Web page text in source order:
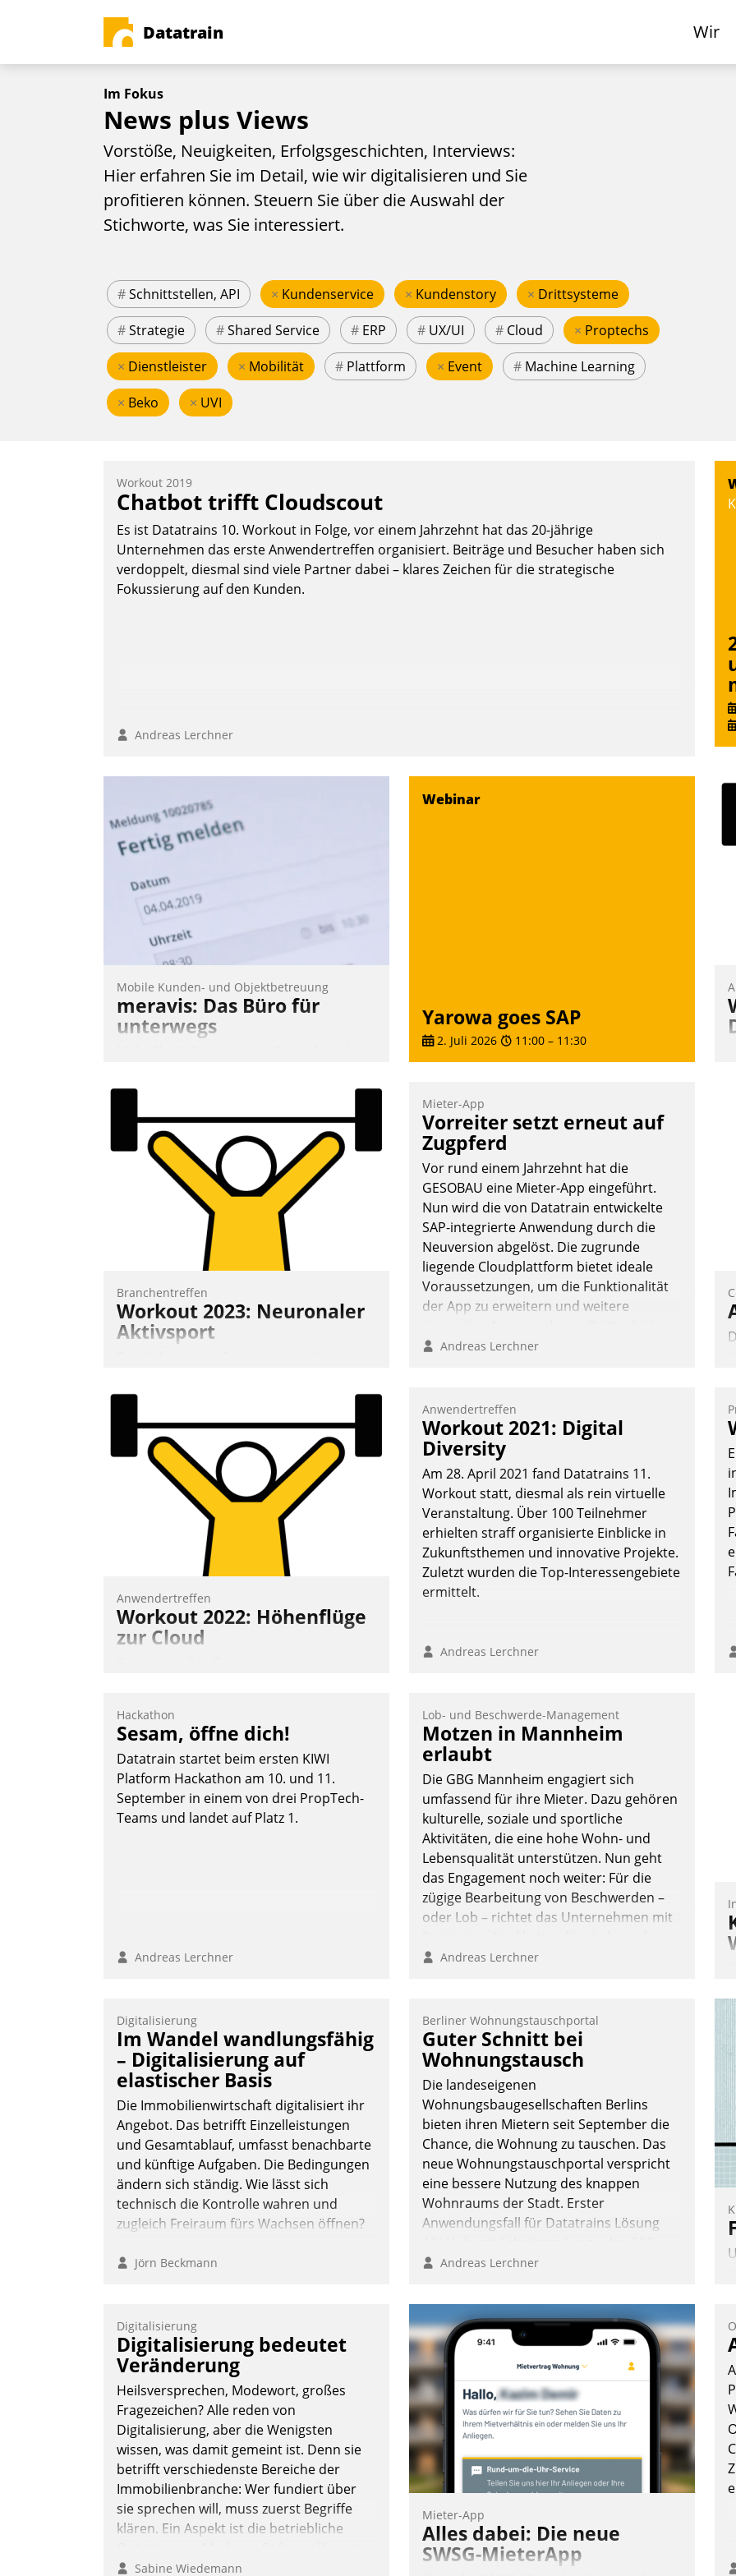
Datatrain Wir
Im Fokus
News plus Views
Vorstöße, Neuigkeiten, Erfolgsgeschichten, Interviews:
Hier erfahren Sie im Detail, wie wir digitalisieren und Sie
profitieren können. Steuern Sie über die Auswahl der
Stichworte, was Sie interessiert.
#Schnittstellen, API × Kundenservice × Kundenstory × Drittsysteme
#Strategie #Shared Service # ERP # UX/UI # Cloud × Proptechs
× Dienstleister × Mobilität # Plattform × Event # Machine Learning
× Beko × UVI
Workout 2019
Chatbot trifft Cloudscout
Es ist Datatrains 10. Workout in Folge, vor einem Jahrzehnt hat das 20-jährige
Unternehmen das erste Anwendertreffen organisiert. Beiträge und Besucher haben sich
verdoppelt, diesmal sind viele Partner dabei – klares Zeichen für die strategische
Fokussierung auf den Kunden.
Andreas Lerchner
Mobile Kunden- und Objektbetreuung
meravis: Das Büro für
unterwegs
verspricht das aktuelle Cockpit für mobile
Wohnungsbau- und Immobilien GmbH
hat sich dabei für den Betrieb der Lösung
über die SAP Cloud Platform entschieden
- als erstes Unternehmen am
Wohnungsmarkt.
Andreas Lerchner
Webinar
Yarowa goes SAP
2. Juli 2026 11:00 – 11:30
Branchentreffen
Workout 2023: Neuronaler
Aktivsport
aktiv und sammelten methodisch
Dazwischen zeigte Datatrain, was es
Neues zu bieten hat.
Nadja Hußmann
Mieter-App
Vorreiter setzt erneut auf
Zugpferd
Vor rund einem Jahrzehnt hat die
GESOBAU eine Mieter-App eingeführt.
Nun wird die von Datatrain entwickelte
SAP-integrierte Anwendung durch die
Neuversion abgelöst. Die zugrunde
liegende Cloudplattform bietet ideale
Voraussetzungen, um die Funktionalität
der App zu erweitern und weitere
in SAP zu integrieren.
Andreas Lerchner
Anwendertreffen
Workout 2022: Höhenflüge
zur Cloud
Teilnehmer kurzweilige Einblicke in
innovative Cloud-Strategien und -
Lösungen mit hohem Zukunftspotenzial.
Anwendertreffen
Workout 2021: Digital
Diversity
Am 28. April 2021 fand Datatrains 11.
Workout statt, diesmal als rein virtuelle
Veranstaltung. Über 100 Teilnehmer
erhielten straff organisierte Einblicke in
Zukunftsthemen und innovative Projekte.
Zuletzt wurden die Top-Interessengebiete
ermittelt.
Andreas Lerchner
Hackathon
Sesam, öffne dich!
Datatrain startet beim ersten KIWI
Platform Hackathon am 10. und 11.
September in einem von drei PropTech-
Teams und landet auf Platz 1.
Andreas Lerchner
Lob- und Beschwerde-Management
Motzen in Mannheim
erlaubt
Die GBG Mannheim engagiert sich
umfassend für ihre Mieter. Dazu gehören
kulturelle, soziale und sportliche
Aktivitäten, die eine hohe Wohn- und
Lebensqualität unterstützen. Nun geht
das Engagement noch weiter: Für die
zügige Bearbeitung von Beschwerden –
oder Lob – richtet das Unternehmen mit
Beschwerde-Management einen eigenen
Andreas Lerchner
Digitalisierung
Im Wandel wandlungsfähig
– Digitalisierung auf
elastischer Basis
Die Immobilienwirtschaft digitalisiert ihr
Angebot. Das betrifft Einzelleistungen
und Gesamtablauf, umfasst benachbarte
und künftige Aufgaben. Die Bedingungen
ändern sich ständig. Wie lässt sich
technisch die Kontrolle wahren und
zugleich Freiraum fürs Wachsen öffnen?
Jörn Beckmann
Berliner Wohnungstauschportal
Guter Schnitt bei
Wohnungstausch
Die landeseigenen
Wohnungsbaugesellschaften Berlins
bieten ihren Mietern seit September die
Chance, die Wohnung zu tauschen. Das
neue Wohnungstauschportal verspricht
eine bessere Nutzung des knappen
Wohnraums der Stadt. Erster
Anwendungsfall für Datatrains Lösung
Systemen der Unternehmen.
Andreas Lerchner
Digitalisierung
Digitalisierung bedeutet
Veränderung
Heilsversprechen, Modewort, großes
Fragezeichen? Alle reden von
Digitalisierung, aber die Wenigsten
wissen, was damit gemeint ist. Denn sie
betrifft verschiedenste Bereiche der
Immobilienbranche: Wer fundiert über
sie sprechen will, muss zuerst Begriffe
klären. Ein Aspekt ist die betriebliche
ermöglichen große Einsparungen durch
Sabine Wiedemann
Mieter-App
Alles dabei: Die neue
SWSG-MieterApp